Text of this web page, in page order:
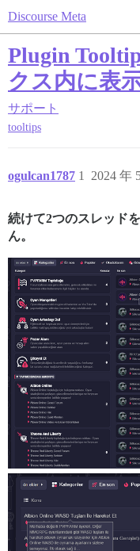
Discourse Meta
Plugin
クス内に表
サポート
tooltips
ogulcan1787 2024 年
1
続けて2つのスレッド
ん。